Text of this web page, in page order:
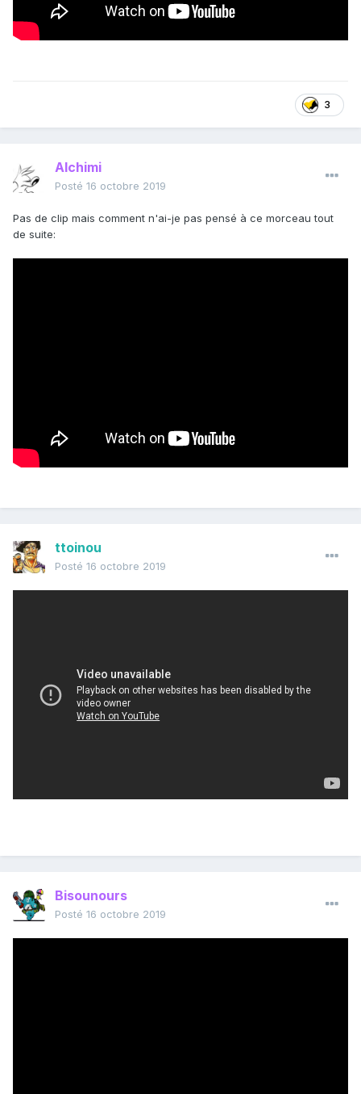
3
Alchimi
Posté 16 octobre 2019
Pas de clip mais comment n'ai-je pas pensé à ce morceau tout
de suite:
ttoinou
Posté 16 octobre 2019
Bisounours
Posté 16 octobre 2019